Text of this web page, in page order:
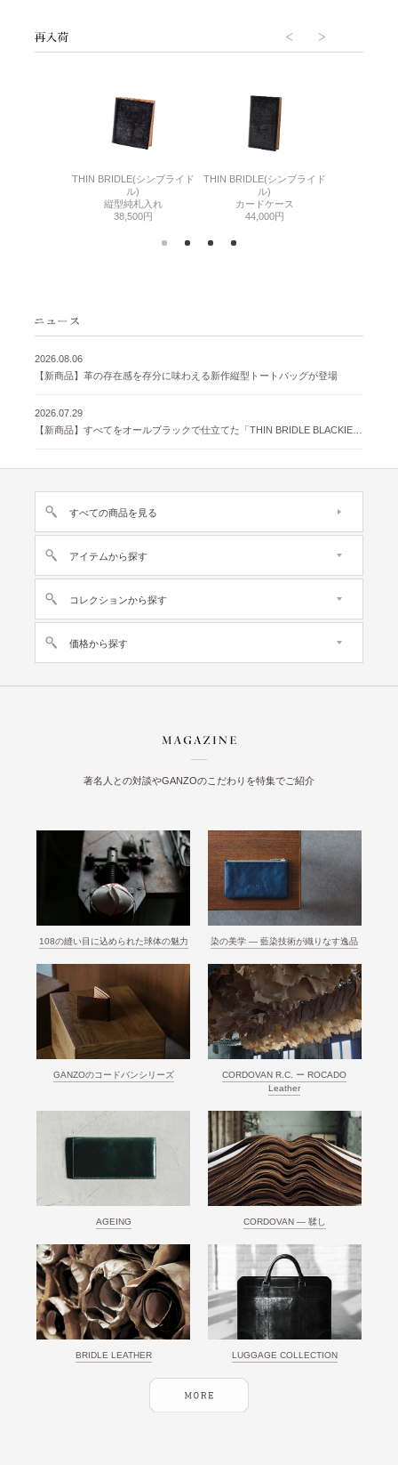
THIN BRIDLE(シンブライド
ル)
縦型純札入れ
38,500円
THIN BRIDLE(シンブライド
ル)
カードケース
44,000円
2026.08.06
【新商品】革の存在感を存分に味わえる新作縦型トートバッグが登場
2026.07.29
【新商品】すべてをオールブラックで仕立てた「THIN BRIDLE BLACKIE 」が登場
すべての商品を見る
アイテムから探す
コレクションから探す
価格から探す
著名人との対談やGANZOのこだわりを特集でご紹介
108の縫い目に込められた球体の魅力 染の美学 ― 藍染技術が織りなす逸品
GANZOのコードバンシリーズ
CORDOVAN R.C. ー ROCADO
Leather
AGEING CORDOVAN ― 鞣し
BRIDLE LEATHER LUGGAGE COLLECTION